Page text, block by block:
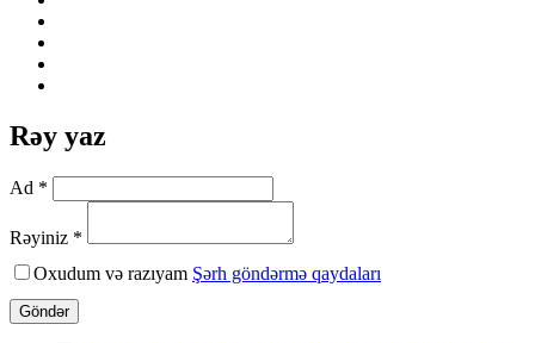
Rəy yaz
Ad *
Rəyiniz *
Oxudum və razıyam Şərh göndərmə qaydaları
Göndər